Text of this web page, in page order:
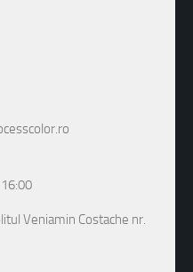
Veniamin Costache nr.